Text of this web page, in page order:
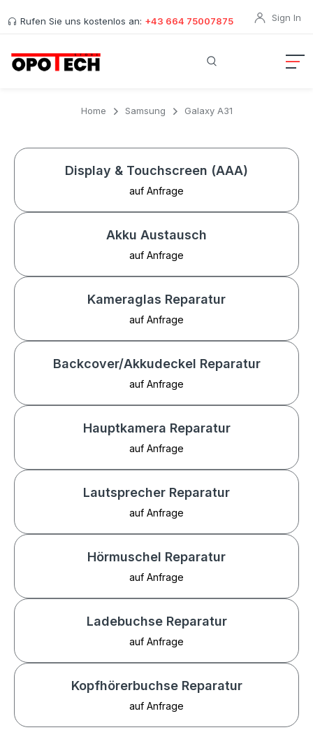
Rufen Sie uns kostenlos an: +43 664 75007875 Sign In
Home Samsung Galaxy A31
Display & Touchscreen (AAA)
auf Anfrage
Akku Austausch
auf Anfrage
Kameraglas Reparatur
auf Anfrage
Backcover/Akkudeckel Reparatur
auf Anfrage
Hauptkamera Reparatur
auf Anfrage
Lautsprecher Reparatur
auf Anfrage
Hörmuschel Reparatur
auf Anfrage
Ladebuchse Reparatur
auf Anfrage
Kopfhörerbuchse Reparatur
auf Anfrage